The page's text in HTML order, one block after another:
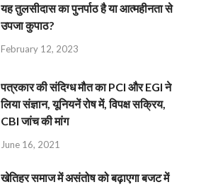
यह तुलसीदास का पुनर्पाठ है या आत्महीनता से
उपजा कुपाठ?
February 12, 2023
पत्रकार की संदिग्ध मौत का PCI और EGI ने
लिया संज्ञान, यूनियनें रोष में, विपक्ष सक्रिय,
CBI जांच की मांग
June 16, 2021
खेतिहर समाज में असंतोष को बढ़ाएगा बजट में